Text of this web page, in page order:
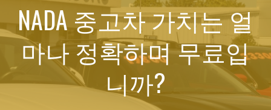
NADA 중고차 가치는 얼
마나 정확하며 무료입
니까?